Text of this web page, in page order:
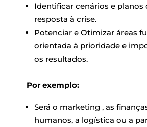
Identificar cenários e planos
resposta à crise.
Potenciar e Otimizar áreas
orientada à prioridade e
os resultados.
Por exemplo:
Será o marketing , as
humanos, a logística ou a